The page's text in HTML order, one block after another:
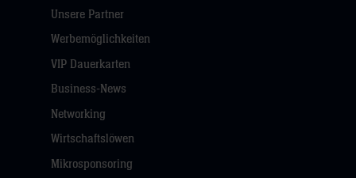
Navigation
öffnen,
dann
klicken
Unsere Partner
Werbemöglichkeiten
VIP Dauerkarten
Business-News
Networking
Wirtschaftslöwen
Mikrosponsoring